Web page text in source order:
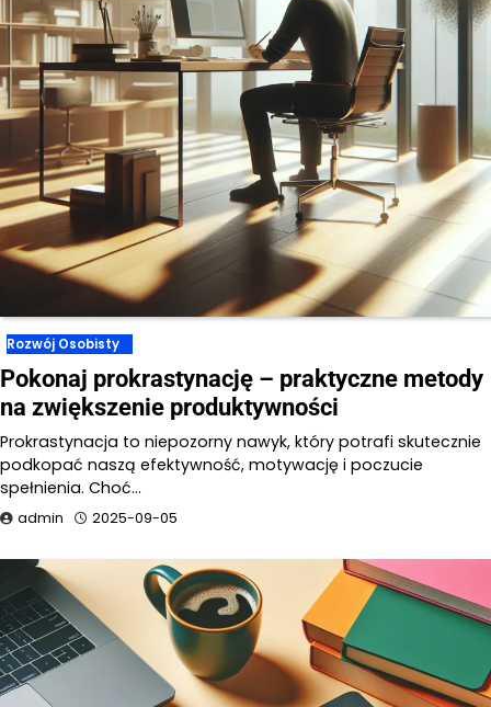
Rozwój Osobisty
Pokonaj prokrastynację – praktyczne metody
na zwiększenie produktywności
Prokrastynacja to niepozorny nawyk, który potrafi skutecznie
podkopać naszą efektywność, motywację i poczucie
spełnienia. Choć…
admin 2025-09-05